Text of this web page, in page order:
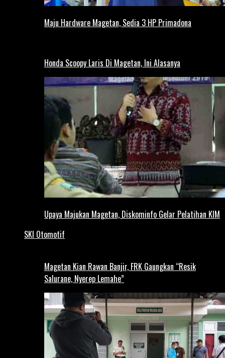
Maju Hardware Magetan, Sedia 3 HP Primadona
Honda Scoopy Laris Di Magetan, Ini Alasanya
Upaya Majukan Magetan, Diskominfo Gelar Pelatihan KIM
SKI Otomotif
Magetan Kian Rawan Banjir, FRK Gaungkan “Resik
Salurane, Nyerep Lemahe”